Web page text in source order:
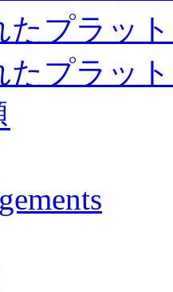
たプラッ
たプラッ